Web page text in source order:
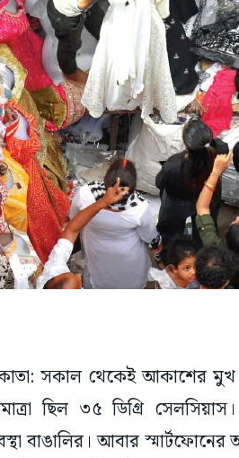
সকাল থেকেই আকাশের
ছিল ৩৫ ডিগ্রি
বাঙালির। আবার